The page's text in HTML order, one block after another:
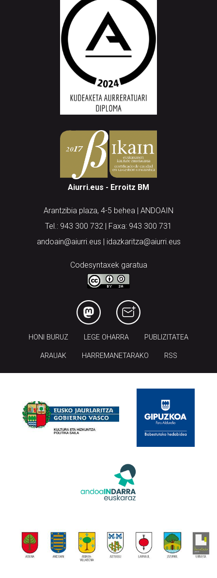
Aiurri.eus - Erroitz BM
Arantzibia plaza, 4-5 behea | ANDOAIN
Tel.: 943 300 732 | Faxa: 943 300 731
andoain@aiurri.eus | idazkaritza@aiurri.eus
Codesyntaxek garatua
HONI BURUZ LEGE OHARRA PUBLIZITATEA
ARAUAK HARREMANETARAKO RSS